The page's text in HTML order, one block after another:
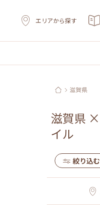
エリアから探す
滋賀県
滋賀県 ×
イル
絞り込む